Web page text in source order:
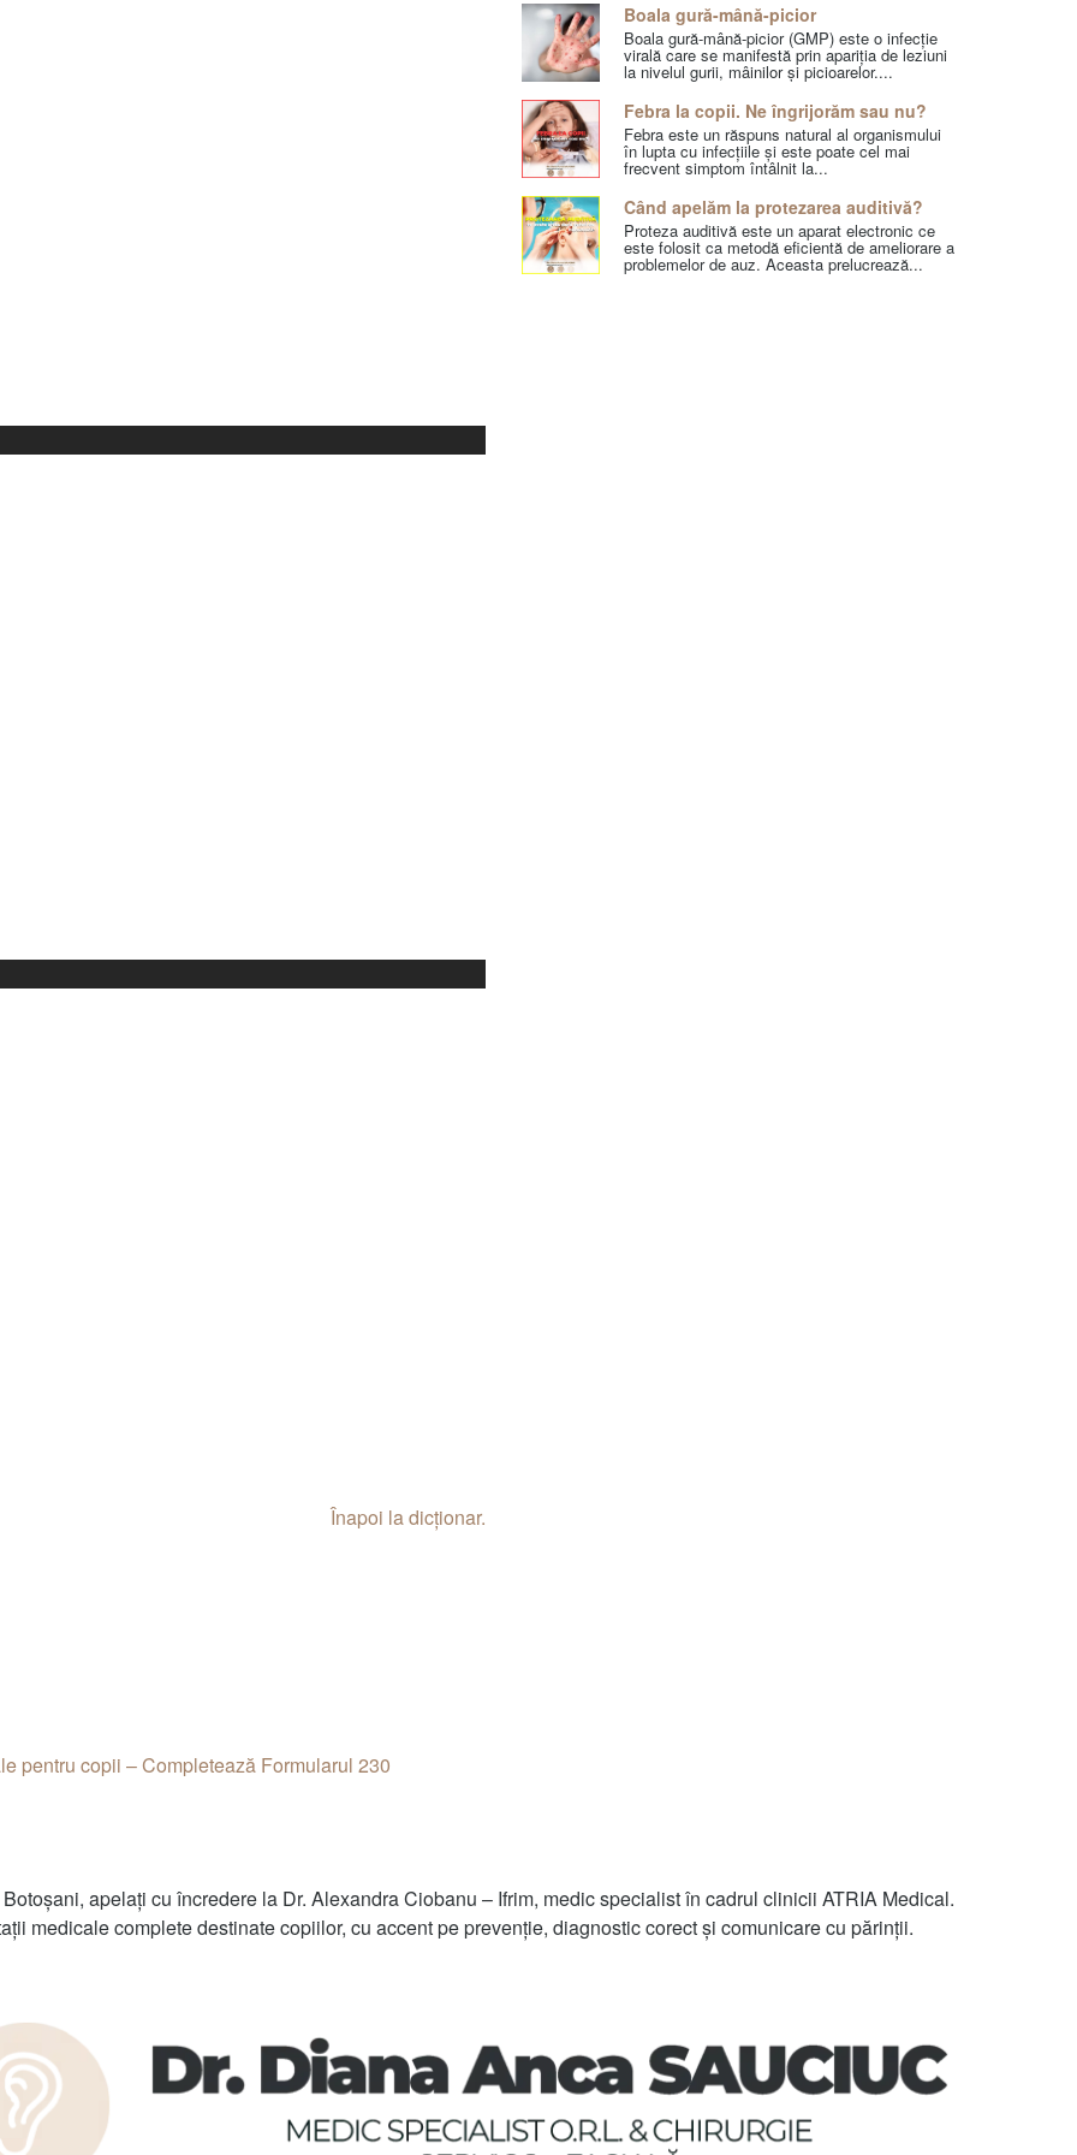
Înapoi la dicționar.
Boala gură-mână-picior
Boala gură-mână-picior (GMP) este o infecție
virală care se manifestă prin apariția de leziuni
la nivelul gurii, mâinilor și picioarelor....
Febra la copii. Ne îngrijorăm sau nu?
Febra este un răspuns natural al organismului
în lupta cu infecțiile și este poate cel mai
frecvent simptom întâlnit la...
Când apelăm la protezarea auditivă?
Proteza auditivă este un aparat electronic ce
este folosit ca metodă eficientă de ameliorare a
problemelor de auz. Aceasta prelucrează...
apelați cu încredere la Dr. Alexandra Ciobanu – Ifrim, medic specialist în cadrul clinicii ATRIA Medical.
medicale complete destinate copiilor, cu accent pe prevenție, diagnostic corect și comunicare cu părinții.